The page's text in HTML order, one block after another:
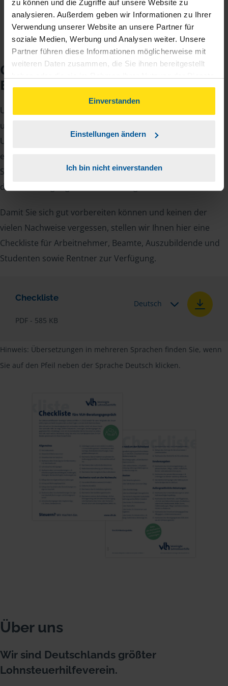
zu können und die Zugriffe auf unsere Website zu
analysieren. Außerdem geben wir Informationen zu Ihrer
Verwendung unserer Website an unsere Partner für
soziale Medien, Werbung und Analysen weiter. Unsere
Partner führen diese Informationen möglicherweise mit
weiteren Daten zusammen, die Sie ihnen bereitgestellt
gesammelt haben. Indem Sie auf Einverstanden klicken,
können Sie der Verwendung von Cookies, gemäß
unserer
Einverstanden
Einstellungen ändern
Ich bin nicht einverstanden
Checkliste für Ihr
Beratungsgespräch
Um Ihre Steuererklärung erstellen zu können, benötigen
unsere Beraterinnen und Berater eine Reihe von
Unterlagen von Ihnen. Dazu gehört beispielsweise die
elektronische Lohnsteuerbescheinigung, Ihre
Steueridentifikationsnummer, der Rentenbescheid oder
die Bescheinigung über das Kindergeld.
Damit Sie sich gut vorbereiten können und keinen der
vielen Nachweise vergessen, stellen wir Ihnen hier eine
Checkliste für Arbeitnehmer, Beamte, Auszubildende und
Studenten sowie Rentner zur Verfügung.
Checkliste
PDF - 585 KB
Deutsch
Hinweis: Übersetzungen in mehreren Sprachen finden Sie, wenn
Sie auf den Pfeil neben der Sprache Deutsch klicken.
Über uns
Wir sind Deutschlands größter
Lohnsteuerhilfeverein.